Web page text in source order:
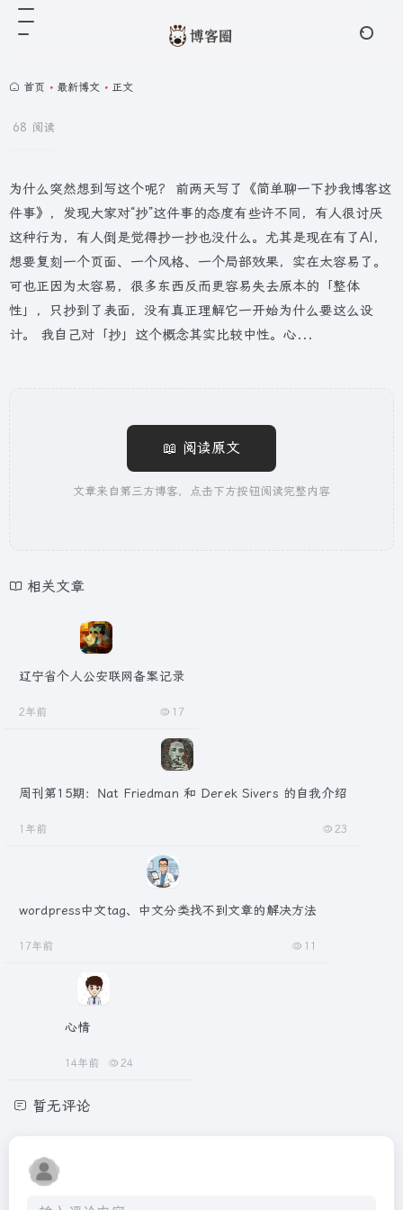
首页 • 最新博文 • 正文
68 阅读
为什么突然想到写这个呢？ 前两天写了《简单聊一下抄我博客这
件事》，发现大家对“抄”这件事的态度有些许不同，有人很讨厌
这种行为，有人倒是觉得抄一抄也没什么。尤其是现在有了AI，
想要复刻一个页面、一个风格、一个局部效果，实在太容易了。
可也正因为太容易，很多东西反而更容易失去原本的「整体
性」，只抄到了表面，没有真正理解它一开始为什么要这么设
计。 我自己对「抄」这个概念其实比较中性。心...
📖 阅读原文
文章来自第三方博客，点击下方按钮阅读完整内容
相关文章
辽宁省个人公安联网备案记录
2年前 17
周刊第15期：Nat Friedman 和 Derek Sivers 的自我介绍
1年前 23
wordpress中文tag、中文分类找不到文章的解决方法
17年前 11
心情
14年前 24
暂无评论